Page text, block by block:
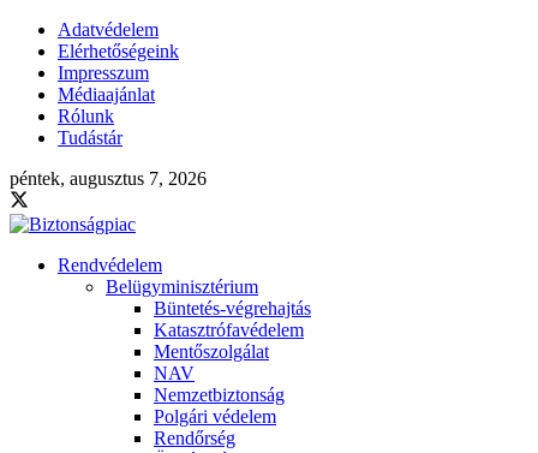
Adatvédelem
Elérhetőségeink
Impresszum
Médiaajánlat
Rólunk
Tudástár
péntek, augusztus 7, 2026
Rendvédelem
Belügyminisztérium
Büntetés-végrehajtás
Katasztrófavédelem
Mentőszolgálat
NAV
Nemzetbiztonság
Polgári védelem
Rendőrség